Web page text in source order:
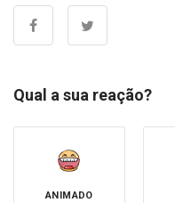
Qual a sua reação?
ANIMADO